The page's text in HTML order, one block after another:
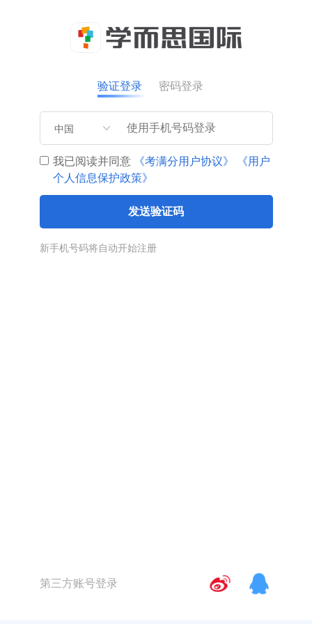
验证登录 密码登录
中国
我已阅读并同意 《考满分用户协议》
《用户
个人信息保护政策》
发送验证码
新手机号码将自动开始注册
第三方账号登录